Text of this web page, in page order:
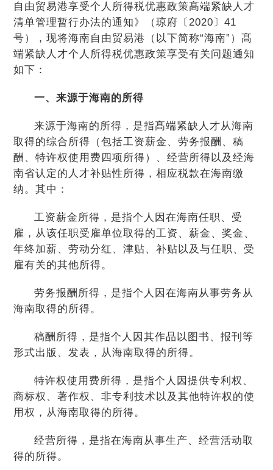
自由贸易港享受个人所得税优惠政策髙端紧缺人才
清单管理暂行办法的通知》（琼府〔2020〕41
号），现将海南自由贸易港（以下简称“海南”）髙
端紧缺人才个人所得税优惠政策享受有关问题通知
如下：
一、来源于海南的所得
来源于海南的所得，是指髙端紧缺人才从海南
取得的综合所得（包括工资薪金、劳务报酬、稿
酬、特许权使用费四项所得）、经营所得以及经海
南省认定的人才补贴性所得，相应税款在海南缴
纳。其中：
工资薪金所得，是指个人因在海南任职、受
雇，从该任职受雇单位取得的工资、薪金、奖金、
年终加薪、劳动分红、津贴、补贴以及与任职、受
雇有关的其他所得。
劳务报酬所得，是指个人因在海南从事劳务从
海南取得的所得。
稿酬所得，是指个人因其作品以图书、报刊等
形式出版、发表，从海南取得的所得。
特许权使用费所得，是指个人因提供专利权、
商标权、著作权、非专利技术以及其他特许权的使
用权，从海南取得的所得。
经营所得，是指在海南从事生产、经营活动取
得的所得。